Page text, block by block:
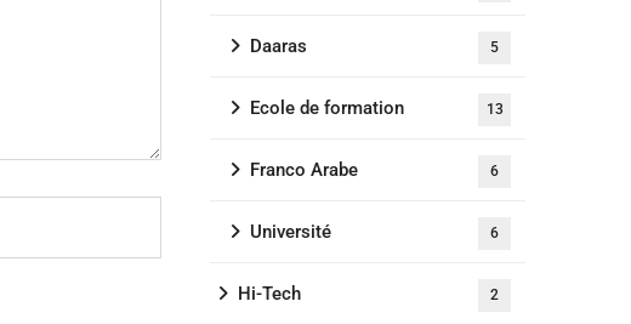
Daaras 5
Ecole de formation 13
Franco Arabe 6
Université 6
Hi-Tech 2